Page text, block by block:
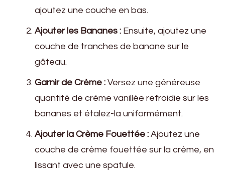
ajoutez une couche en bas.
Ajouter les Bananes : Ensuite, ajoutez une
couche de tranches de banane sur le
gâteau.
Garnir de Crème : Versez une généreuse
quantité de crème vanillée refroidie sur les
bananes et étalez-la uniformément.
Ajouter la Crème Fouettée : Ajoutez une
couche de crème fouettée sur la crème, en
lissant avec une spatule.